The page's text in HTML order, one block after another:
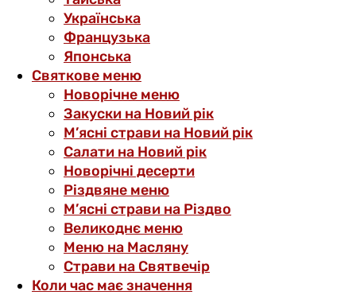
Українська
Французька
Японська
Святкове меню
Новорічне меню
Закуски на Новий рік
М’ясні страви на Новий рік
Салати на Новий рік
Новорічні десерти
Різдвяне меню
М’ясні страви на Різдво
Великоднє меню
Меню на Масляну
Страви на Святвечір
Коли час має значення